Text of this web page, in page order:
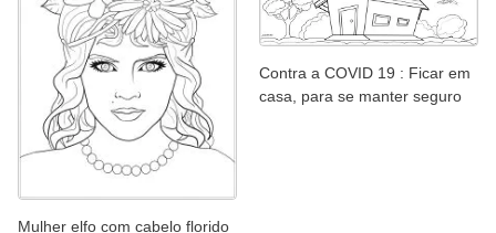
Mulher elfo com cabelo florido
Contra a COVID 19 : Ficar em
casa, para se manter seguro